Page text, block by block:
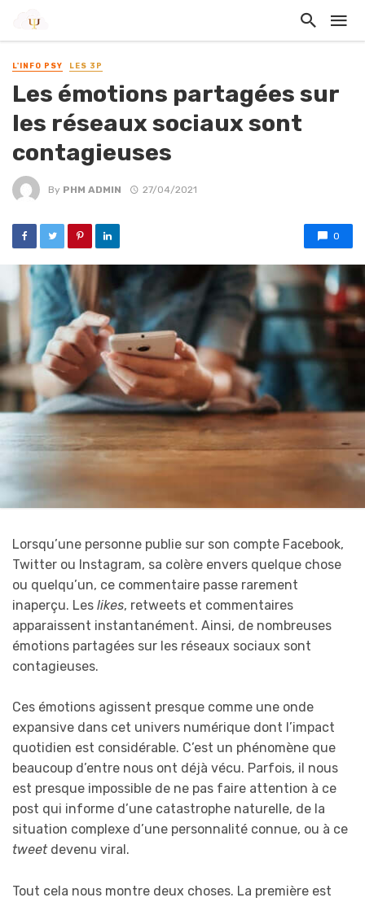
L'INFO PSY LES 3P
Les émotions partagées sur
les réseaux sociaux sont
contagieuses
By PHM ADMIN 27/04/2021
0
Lorsqu’une personne publie sur son compte Facebook,
Twitter ou Instagram, sa colère envers quelque chose
ou quelqu’un, ce commentaire passe rarement
inaperçu. Les likes, retweets et commentaires
apparaissent instantanément. Ainsi, de nombreuses
émotions partagées sur les réseaux sociaux sont
contagieuses.
Ces émotions agissent presque comme une onde
expansive dans cet univers numérique dont l’impact
quotidien est considérable. C’est un phénomène que
beaucoup d’entre nous ont déjà vécu. Parfois, il nous
est presque impossible de ne pas faire attention à ce
post qui informe d’une catastrophe naturelle, de la
situation complexe d’une personnalité connue, ou à ce
tweetdevenu viral.
Tout cela nous montre deux choses. La première est